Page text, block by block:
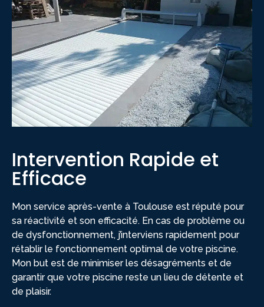
Intervention Rapide et
Efficace
Mon service après-vente à Toulouse est réputé pour
sa réactivité et son efficacité. En cas de problème ou
de dysfonctionnement, j’interviens rapidement pour
rétablir le fonctionnement optimal de votre piscine.
Mon but est de minimiser les désagréments et de
garantir que votre piscine reste un lieu de détente et
de plaisir.